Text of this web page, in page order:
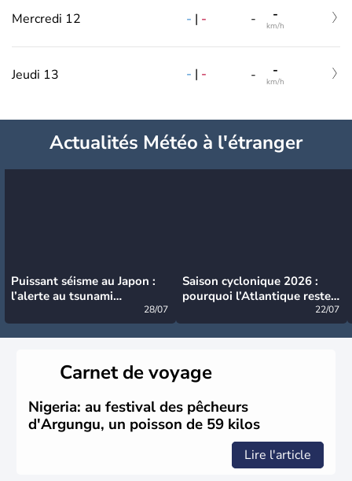
Mercredi 12 - | - - -
km/h
Jeudi 13 - | - - -
km/h
Actualités Météo à l'étranger
Puissant séisme au Japon :
l’alerte au tsunami
28/07
Saison cyclonique 2026 :
pourquoi l’Atlantique reste
22/07
Carnet de voyage
Nigeria: au festival des pêcheurs
d'Argungu, un poisson de 59 kilos
Lire l'article